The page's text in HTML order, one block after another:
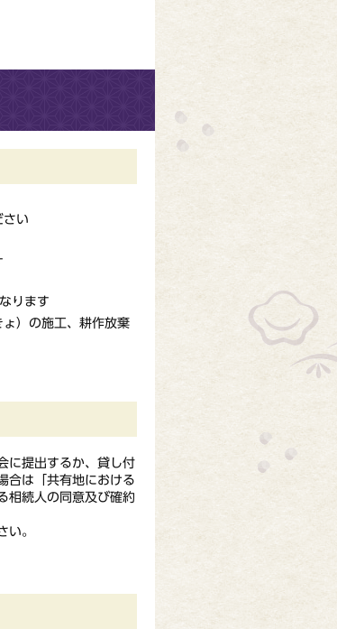
さい
ります
）の施工、耕作放棄
に提出するか、貸し付
合は「共有地における
相続人の同意及び確約
い。